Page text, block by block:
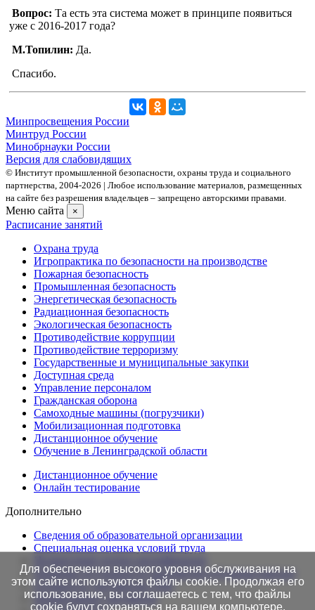
Вопрос: Та есть эта система может в принципе появиться
уже с 2016-2017 года?
М.Топилин: Да.
Спасибо.
Минпросвещения России
Минтруд России
Минобрнауки России
Версия для слабовидящих
© Институт промышленной безопасности, охраны труда и социального
партнерства, 2004- 2026 | Любое использование материалов, размещенных
на сайте без разрешения владельцев – запрещено авторскими правами.
Меню сайта ×
Расписание занятий
Охрана труда
Игропрактика по безопасности на производстве
Пожарная безопасность
Промышленная безопасность
Энергетическая безопасность
Радиационная безопасность
Экологическая безопасность
Противодействие коррупции
Противодействие терроризму
Государственные и муниципальные закупки
Доступная среда
Управление персоналом
Гражданская оборона
Самоходные машины (погрузчики)
Мобилизационная подготовка
Дистанционное обучение
Обучение в Ленинградской области
Дистанционное обучение
Онлайн тестирование
Дополнительно
Сведения об образовательной организации
Cпециальная оценка условий труда
Проверка подлинности протоколов в Едином портале
Готовность документов ТАК
Нормативные документы
Для обеспечения высокого уровня обслуживания на
этом сайте используются файлы cookie. Продолжая его
использование, вы соглашаетесь с тем, что файлы
cookie будут сохраняться на вашем компьютере.